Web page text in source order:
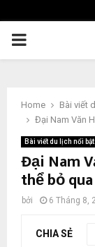
PRIMARY
Home
Bài viết
Đại Nam Văn
Bài viết du lịch nổi bật
Đại Nam
thể bỏ qua
bởi 6 Tháng 8,
CHIA SẺ